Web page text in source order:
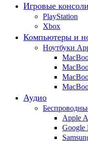
Игровые консоли
PlayStation
Xbox
Компьютеры и
Ноутбуки
Аудио
Apple
Google